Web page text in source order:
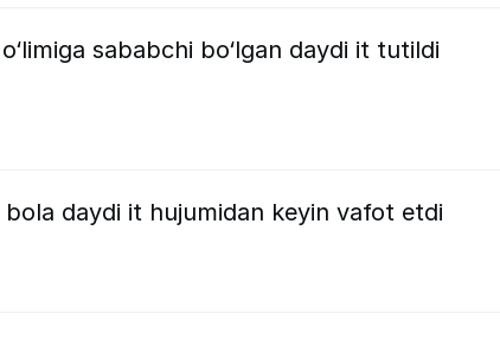
sababchi bo‘lgan daydi it tutildi
daydi it hujumidan keyin vafot etdi